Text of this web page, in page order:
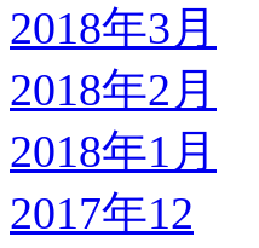
2018年3月
2018年2月
2018年1月
2017年12